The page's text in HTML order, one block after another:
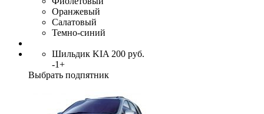
Оранжевый
Салатовый
Темно-синий
Шильдик KIA 200 руб.
-1+
Выбрать подпятник